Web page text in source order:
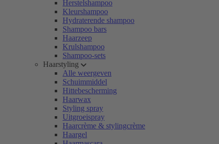
Herstelshampoo
Kleurshampoo
Hydraterende shampoo
Shampoo bars
Haarzeep
Krulshampoo
Shampoo-sets
Haarstyling
Alle weergeven
Schuimmiddel
Hittebescherming
Haarwax
Styling spray
Uitgroeispray
Haarcrème & stylingcrème
Haargel